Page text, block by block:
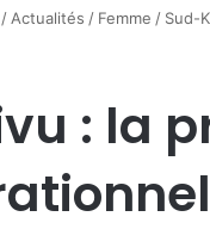
/ Actualités / Femme / Sud-
: la